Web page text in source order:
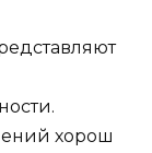
хорош